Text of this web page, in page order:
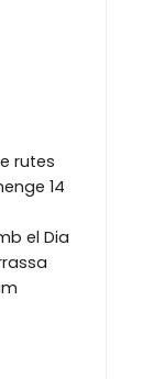
rutes
14
el Dia